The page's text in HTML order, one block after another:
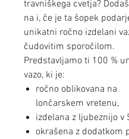
travniškega cvetja?
na i, če je ta šopek
unikatni ročno izdelani
čudovitim sporočilom.
Predstavljamo ti 100 %
vazo, ki je:
ročno oblikovana na
lončarskem vretenu,
izdelana z ljubeznijo v
okrašena z dodatkom